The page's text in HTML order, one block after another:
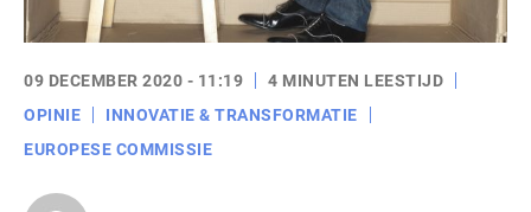
09 DECEMBER 2020 - 11:19
4 MINUTEN LEESTIJD
OPINIE
INNOVATIE & TRANSFORMATIE
EUROPESE COMMISSIE